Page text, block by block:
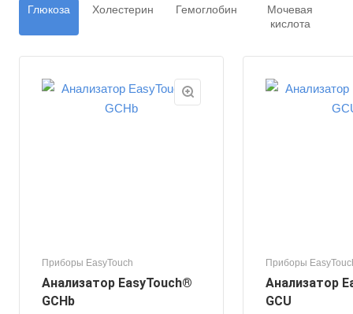
Глюкоза Холестерин Гемоглобин
Мочевая
кислота
Приборы EasyTouch
Анализатор EasyTouch®
GCHb
Приборы
Анализатор
GCU